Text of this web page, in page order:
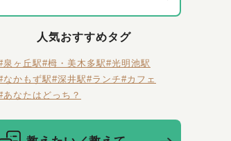
人気おすすめタグ
泉ヶ丘駅#栂・美木多駅#光明池駅
なかもず駅#深井駅#ランチ#カフェ
あなたはどっち？